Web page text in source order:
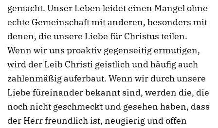
gemacht. Unser Leben leidet einen Mangel ohne
echte Gemeinschaft mit anderen, besonders mit
denen, die unsere Liebe für Christus teilen.
Wenn wir uns proaktiv gegenseitig ermutigen,
wird der Leib Christi geistlich und häufig auch
zahlenmäßig auferbaut. Wenn wir durch unsere
Liebe füreinander bekannt sind, werden die, die
noch nicht geschmeckt und gesehen haben, dass
der Herr freundlich ist, neugierig und offen